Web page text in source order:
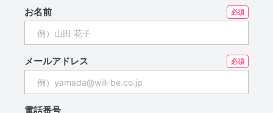
お名前
メールアドレス
電話番号